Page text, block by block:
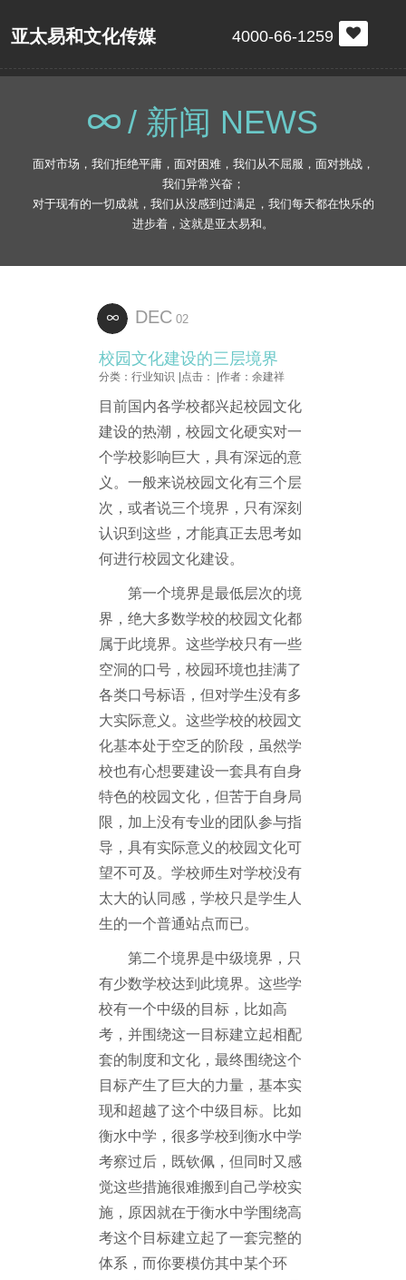
亚太易和文化传媒 4000-66-1259
/ 新闻 NEWS
面对市场，我们拒绝平庸，面对困难，我们从不屈服，面对挑战，
我们异常兴奋；
对于现有的一切成就，我们从没感到过满足，我们每天都在快乐的
进步着，这就是亚太易和。
DEC 02
校园文化建设的三层境界
分类：行业知识 |点击： |作者：余建祥
目前国内各学校都兴起校园文化
建设的热潮，校园文化硬实对一
个学校影响巨大，具有深远的意
义。一般来说校园文化有三个层
次，或者说三个境界，只有深刻
认识到这些，才能真正去思考如
何进行校园文化建设。
第一个境界是最低层次的境
界，绝大多数学校的校园文化都
属于此境界。这些学校只有一些
空洞的口号，校园环境也挂满了
各类口号标语，但对学生没有多
大实际意义。这些学校的校园文
化基本处于空乏的阶段，虽然学
校也有心想要建设一套具有自身
特色的校园文化，但苦于自身局
限，加上没有专业的团队参与指
导，具有实际意义的校园文化可
望不可及。学校师生对学校没有
太大的认同感，学校只是学生人
生的一个普通站点而已。
第二个境界是中级境界，只
有少数学校达到此境界。这些学
校有一个中级的目标，比如高
考，并围绕这一目标建立起相配
套的制度和文化，最终围绕这个
目标产生了巨大的力量，基本实
现和超越了这个中级目标。比如
衡水中学，很多学校到衡水中学
考察过后，既钦佩，但同时又感
觉这些措施很难搬到自己学校实
施，原因就在于衡水中学围绕高
考这个目标建立起了一套完整的
体系，而你要模仿其中某个环